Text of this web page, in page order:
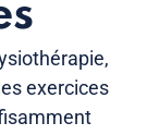
exercices